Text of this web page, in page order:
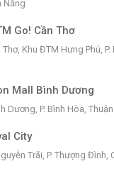
Nẵng
Go! Cần Thơ
Thơ, Khu ĐTM Hưng Phú,
Mall Bình Dương
Dương, P. Bình Hòa,
City
Trãi, P. Thượng Đình,